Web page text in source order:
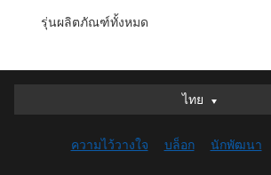
รุ่นผลิตภัณฑ์ทั้งหมด
ไทย
ไทย
English (UK)
ความไว้วางใจ บล็อก นักพัฒนา